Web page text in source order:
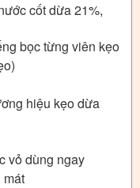
cốt dừa 21%,
bọc từng viên kẹo
hiệu kẹo dừa
vỏ dùng ngay
mát